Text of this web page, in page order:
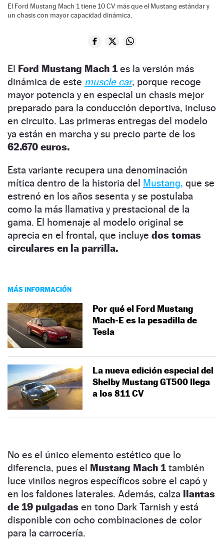
El Ford Mustang Mach 1 tiene 10 CV más que el Mustang estándar y
un chasis con mayor capacidad dinámica.
El Ford Mustang Mach 1 es la versión más
dinámica de este muscle car, porque recoge
mayor potencia y en especial un chasis mejor
preparado para la conducción deportiva, incluso
en circuito. Las primeras entregas del modelo
ya están en marcha y su precio parte de los
62.670 euros.
Esta variante recupera una denominación
mítica dentro de la historia del Mustang, que se
estrenó en los años sesenta y se postulaba
como la más llamativa y prestacional de la
gama. El homenaje al modelo original se
aprecia en el frontal, que incluye dos tomas
circulares en la parrilla.
MÁS INFORMACIÓN
Por qué el Ford Mustang
Mach-E es la pesadilla de
Tesla
La nueva edición especial del
Shelby Mustang GT500 llega
a los 811 CV
No es el único elemento estético que lo
diferencia, pues el Mustang Mach 1 también
luce vinilos negros específicos sobre el capó y
en los faldones laterales. Además, calza llantas
de 19 pulgadas en tono Dark Tarnish y está
disponible con ocho combinaciones de color
para la carrocería.